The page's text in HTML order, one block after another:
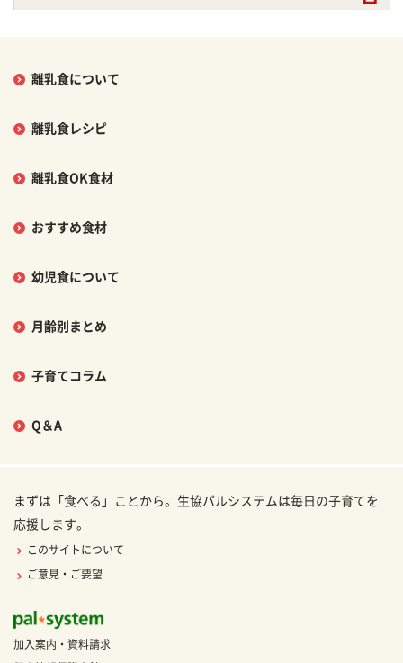
離乳食について
離乳食レシピ
離乳食OK食材
おすすめ食材
幼児食について
月齢別まとめ
子育てコラム
Q＆A
まずは「食べる」ことから。生協パルシステムは毎日の子育てを
応援します。
このサイトについて
ご意見・ご要望
加入案内・資料請求